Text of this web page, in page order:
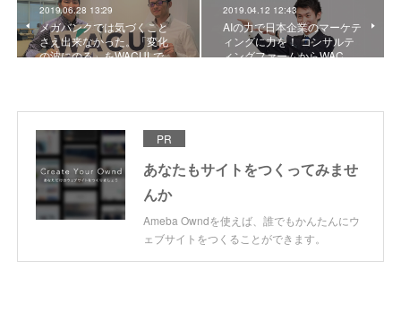
2019.06.28 13:29
メガバンクでは気づくこと
さえ出来なかった。「変化
の波にのる」をWACULで…
2019.04.12 12:43
AIの力で日本企業のマーケテ
ィングに力を！ コンサルテ
ィングファームからWAC…
PR
あなたもサイトをつくってみませ
んか
Ameba Owndを使えば、誰でもかんたんにウ
ェブサイトをつくることができます。